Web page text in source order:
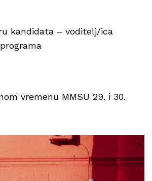
kandidata – voditelj/ica
vremenu MMSU 29. i 30.